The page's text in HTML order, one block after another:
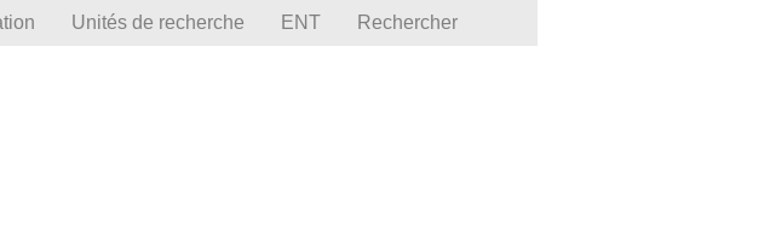
Unités de recherche ENT Rechercher